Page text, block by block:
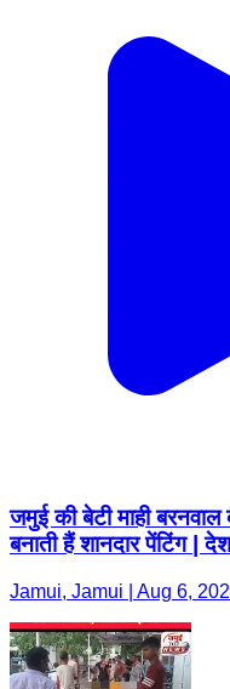
जमुई की बेटी माही
बनाती हैं शानदार पेंटिंग |
Jamui, Jamui | Aug 6,